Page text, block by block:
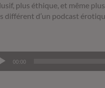
plus éthique, et même
différent d’un podcast
00:00